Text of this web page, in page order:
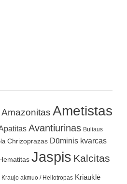
Amazonitas Ametistas
Avantiurinas Buliaus
Chrizoprazas Dūminis kvarcas
Jaspis Kalcitas
Kraujo akmuo / Heliotropas Kriauklė